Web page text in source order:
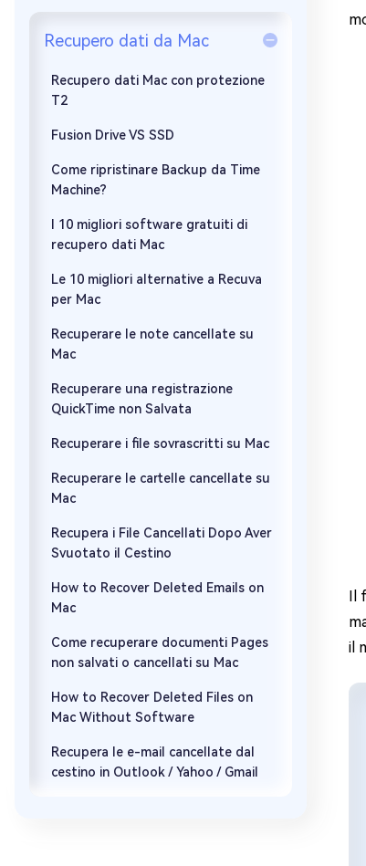
Recupero dati da Mac
Recupero dati Mac con protezione
T2
Fusion Drive VS SSD
Come ripristinare Backup da Time
Machine?
I 10 migliori software gratuiti di
recupero dati Mac
Le 10 migliori alternative a Recuva
per Mac
Recuperare le note cancellate su
Mac
Recuperare una registrazione
QuickTime non Salvata
Recuperare i file sovrascritti su Mac
Recuperare le cartelle cancellate su
Mac
Recupera i File Cancellati Dopo Aver
Svuotato il Cestino
How to Recover Deleted Emails on
Mac
Come recuperare documenti Pages
non salvati o cancellati su Mac
How to Recover Deleted Files on
Mac Without Software
Recupera le e-mail cancellate dal
cestino in Outlook / Yahoo / Gmail
Il
il